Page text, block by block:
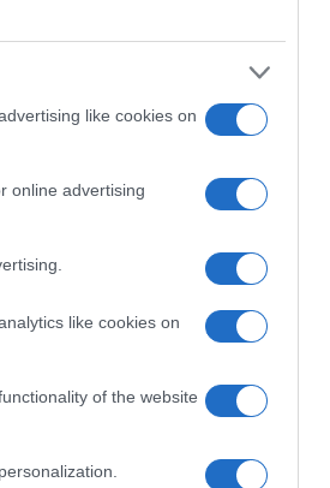
like cookies on
online advertising
like cookies on
of the website
le
stato del
ha anche
TV a
la sua